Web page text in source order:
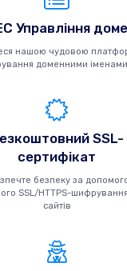
Управління
нашою чудовою
доменними іменами
SSL-
сертифікат
безпеку за
SSL/HTTPS-
сайтів